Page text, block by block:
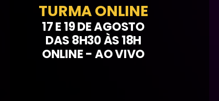
TURMA ONLINE
17 E 19 DE AGOSTO
DAS 8H30 ÀS 18H
ONLINE - AO VIVO